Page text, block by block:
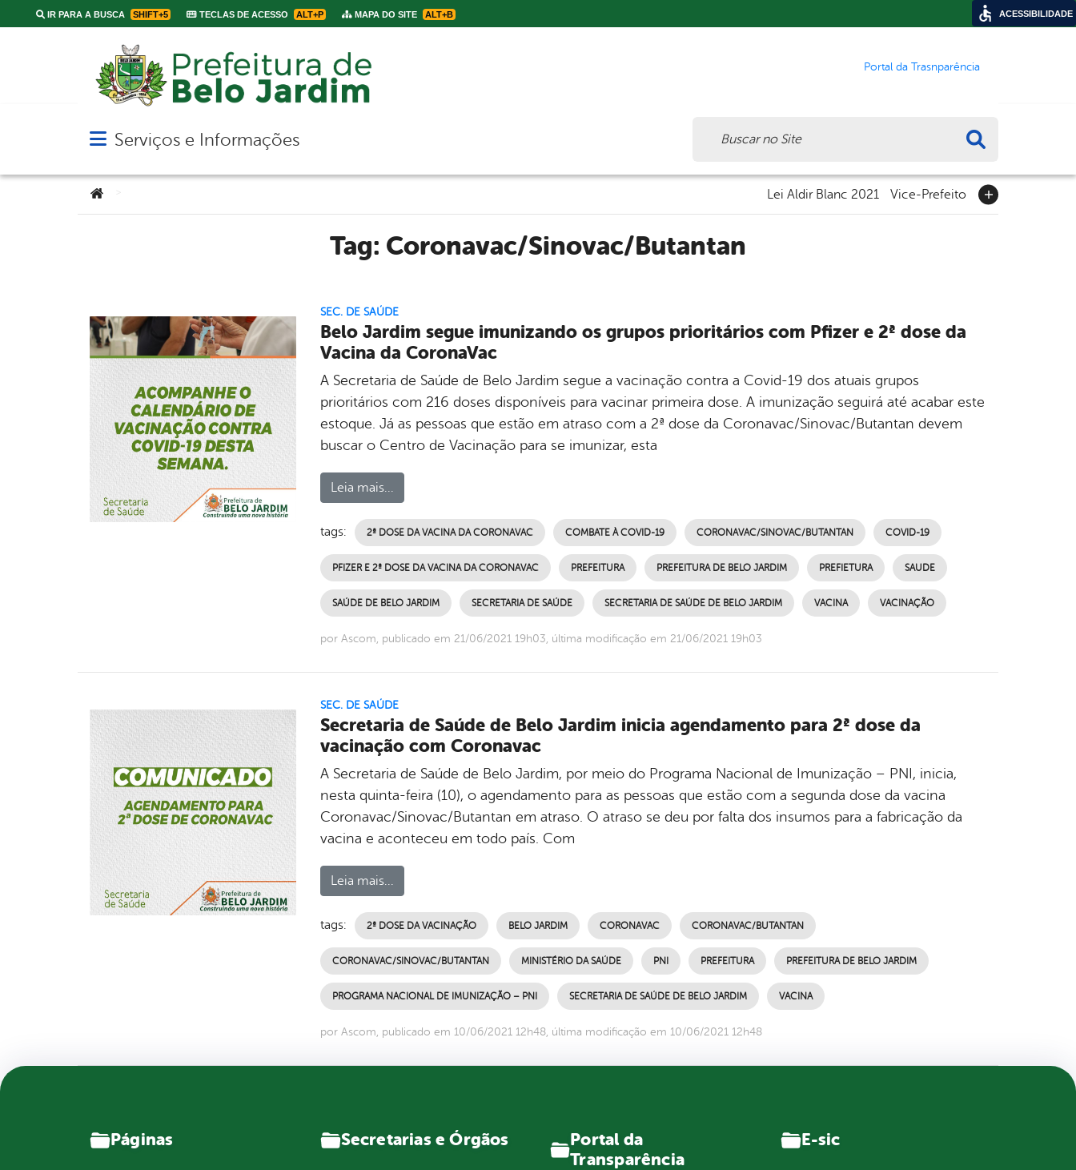
IR PARA A BUSCA SHIFT+5 TECLAS DE ACESSO ALT+P MAPA DO SITE ALT+B
Portal da Trasnparência
Abrir menu principal de navegação
Serviços e Informações
Você está aqui: Lei Aldir Blanc 2021 Vice-Prefeito
Tag: Coronavac/Sinovac/Butantan
SEC. DE SAÚDE
Belo Jardim segue imunizando os grupos prioritários com Pfizer e 2ª dose da
Vacina da CoronaVac
A Secretaria de Saúde de Belo Jardim segue a vacinação contra a Covid-19 dos atuais grupos
prioritários com 216 doses disponíveis para vacinar primeira dose. A imunização seguirá até acabar este
estoque. Já as pessoas que estão em atraso com a 2ª dose da Coronavac/Sinovac/Butantan devem
buscar o Centro de Vacinação para se imunizar, esta
Leia mais...
tags: 2ª DOSE DA VACINA DA CORONAVAC COMBATE À COVID-19 CORONAVAC/SINOVAC/BUTANTAN COVID-19
PFIZER E 2ª DOSE DA VACINA DA CORONAVAC PREFEITURA PREFEITURA DE BELO JARDIM PREFIETURA SAUDE
SAÚDE DE BELO JARDIM SECRETARIA DE SAÚDE SECRETARIA DE SAÚDE DE BELO JARDIM VACINA VACINAÇÃO
por Ascom, publicado em 21/06/2021 19h03, última modificação em 21/06/2021 19h03
SEC. DE SAÚDE
Secretaria de Saúde de Belo Jardim inicia agendamento para 2ª dose da
vacinação com Coronavac
A Secretaria de Saúde de Belo Jardim, por meio do Programa Nacional de Imunização – PNI, inicia,
nesta quinta-feira (10), o agendamento para as pessoas que estão com a segunda dose da vacina
Coronavac/Sinovac/Butantan em atraso. O atraso se deu por falta dos insumos para a fabricação da
vacina e aconteceu em todo país. Com
Leia mais...
tags: 2ª DOSE DA VACINAÇÃO BELO JARDIM CORONAVAC CORONAVAC/BUTANTAN
CORONAVAC/SINOVAC/BUTANTAN MINISTÉRIO DA SAÚDE PNI PREFEITURA PREFEITURA DE BELO JARDIM
PROGRAMA NACIONAL DE IMUNIZAÇÃO – PNI SECRETARIA DE SAÚDE DE BELO JARDIM VACINA
por Ascom, publicado em 10/06/2021 12h48, última modificação em 10/06/2021 12h48
Páginas Secretarias e Órgãos
Portal da
Transparência
E-sic
ACESSIBILIDADE